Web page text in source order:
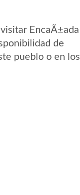
EncaÃ±ada
de
pueblo o en los